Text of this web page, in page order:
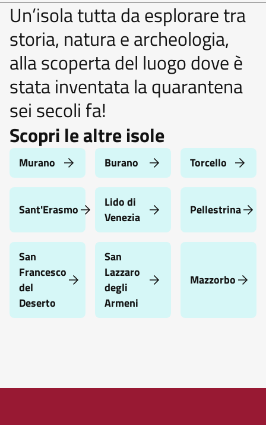
Un’isola tutta da esplorare tra
storia, natura e archeologia,
alla scoperta del luogo dove è
stata inventata la quarantena
sei secoli fa!
Scopri le altre isole
Murano Burano Torcello
Sant'Erasmo
Lido di
Venezia
Pellestrina
San
Francesco
del
Deserto
San
Lazzaro
degli
Armeni
Mazzorbo